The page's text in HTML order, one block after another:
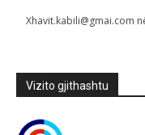
Xhavit.kabili@gmai.com
Vizito gjithashtu